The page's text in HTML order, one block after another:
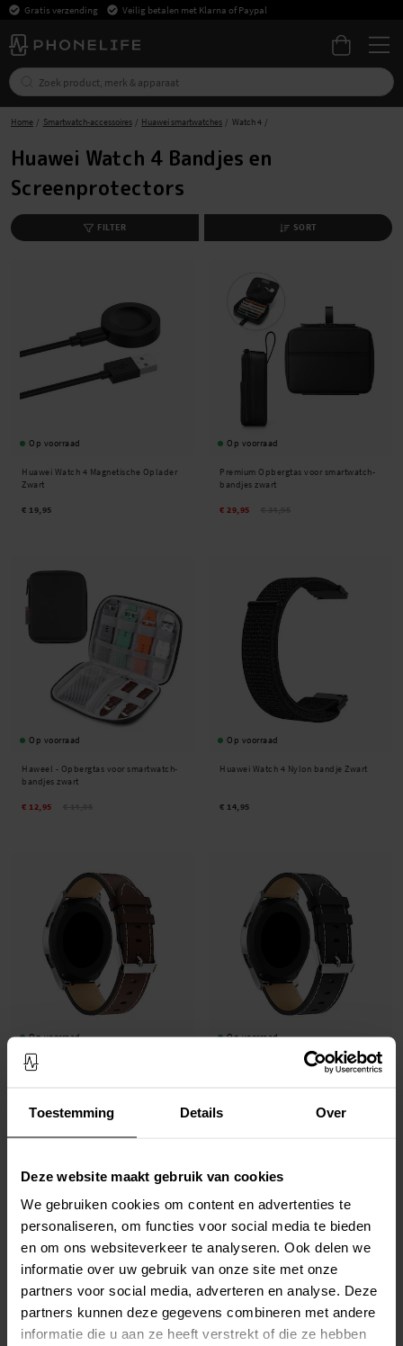
Toestemming Details Over
Deze website maakt gebruik van cookies
We gebruiken cookies om content en advertenties te
personaliseren, om functies voor social media te bieden
en om ons websiteverkeer te analyseren. Ook delen we
informatie over uw gebruik van onze site met onze
partners voor social media, adverteren en analyse. Deze
partners kunnen deze gegevens combineren met andere
informatie die u aan ze heeft verstrekt of die ze hebben
Gratis verzending Veilig betalen met Klarna of Paypal
Home Smartwatch-accessoires Huawei smartwatches Watch 4
Huawei Watch 4 Bandjes en
Screenprotectors
FILTER SORT
Op voorraad
Huawei Watch 4 Magnetische Oplader
Zwart
€ 19,95
Op voorraad
Premium Opbergtas voor smartwatch-
bandjes zwart
€ 29,95
Op voorraad
Haweel - Opbergtas voor smartwatch-
bandjes zwart
€ 12,95
Op voorraad
Huawei Watch 4 Nylon bandje Zwart
€ 14,95
Op voorraad
Huawei Watch 4 Leren bandje Bruin
Op voorraad
Huawei Watch 4 Leren bandje Zwart
Op voorraad Op voorraad